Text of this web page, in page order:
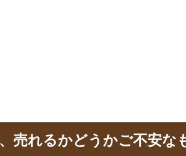
売れるかどうかご不安な